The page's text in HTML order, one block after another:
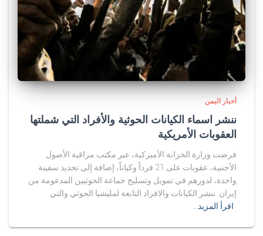
أخبار اليمن
ننشر اسماء الكيانات الحوثية والأفراد التي شملتها
العقوبات الأمريكية
فرضت وزارة الخزانة الأميركية، عبر مكتب مراقبة الأصول
الأجنبية، عقوبات على 21 فرداً وكياناً، إضافة إلى تحديد سفينة
واحدة، لدورهم في تمويل وتسليح جماعة الحوثيين المدعومة من
إيران. ننشر الكيانات والافراد التابعة لمليشيا الحوثي والتي
اقرأ المزيد…